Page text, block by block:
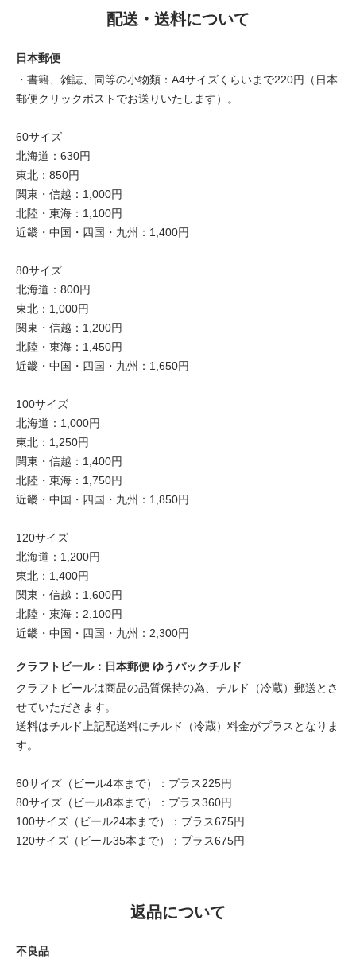
配送・送料について
日本郵便
・書籍、雑誌、同等の小物類：A4サイズくらいまで220円（日本
郵便クリックポストでお送りいたします）。
60サイズ
北海道：630円
東北：850円
関東・信越：1,000円
北陸・東海：1,100円
近畿・中国・四国・九州：1,400円
80サイズ
北海道：800円
東北：1,000円
関東・信越：1,200円
北陸・東海：1,450円
近畿・中国・四国・九州：1,650円
100サイズ
北海道：1,000円
東北：1,250円
関東・信越：1,400円
北陸・東海：1,750円
近畿・中国・四国・九州：1,850円
120サイズ
北海道：1,200円
東北：1,400円
関東・信越：1,600円
北陸・東海：2,100円
近畿・中国・四国・九州：2,300円
クラフトビール：日本郵便 ゆうパックチルド
クラフトビールは商品の品質保持の為、チルド（冷蔵）郵送とさ
せていただきます。
送料はチルド上記配送料にチルド（冷蔵）料金がプラスとなりま
す。
60サイズ（ビール4本まで）：プラス225円
80サイズ（ビール8本まで）：プラス360円
100サイズ（ビール24本まで）：プラス675円
120サイズ（ビール35本まで）：プラス675円
返品について
不良品